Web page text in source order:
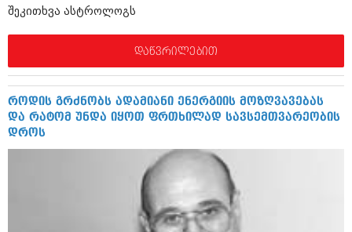
იანვარი 2012 (322)
ოქტომბერი 2011 (754)
სექტემბერი 2011 (407)
აგვისტო 2011 (249)
ივლისი 2011 (400)
ივნისი 2011 (438)
მაისი 2011 (415)
მარტი 2011 (654)
თებერვალი 2011 (329)
იანვარი 2011 (647)
დეკემბერი 2010 (881)
ნოემბერი 2010 (422)
შეკითხვა ასტროლოგს
დაწვრილებით
როდის გრძნობს ადამიანი ენერგიის მოზღვავებას
და რატომ უნდა იყოთ ფრთხილად სავსემთვარეობის
დროს